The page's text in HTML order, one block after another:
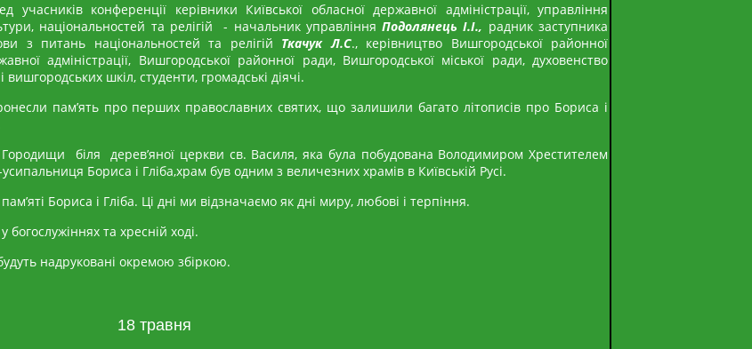
учасників конференції керівники Київської обласної державної адміністрації, управління
національностей та релігій - начальник управлінняПодолянець І.І., радник заступника
з питань національностей та релігій Ткачук Л.С., керівництво Вишгородської районної
адміністрації, Вишгородської районної ради, Вишгородської міської ради, духовенство
шкіл, студенти, громадські діячі.
пам’ять про перших православних святих, що залишили багато літописів про Бориса і
біля дерев’яної церкви св. Василя, яка була побудована Володимиром Хрестителем
Бориса і Гліба,храм був одним з величезних храмів в Київській Русі.
Бориса і Гліба. Ці дні ми відзначаємо як дні миру, любові і терпіння.
та хресній ході.
надруковані окремою збіркою.
18 травня